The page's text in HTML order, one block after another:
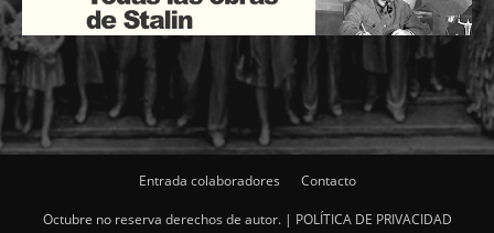
Entrada colaboradores Contacto
Octubre no reserva derechos de autor. | POLÍTICA DE PRIVACIDAD